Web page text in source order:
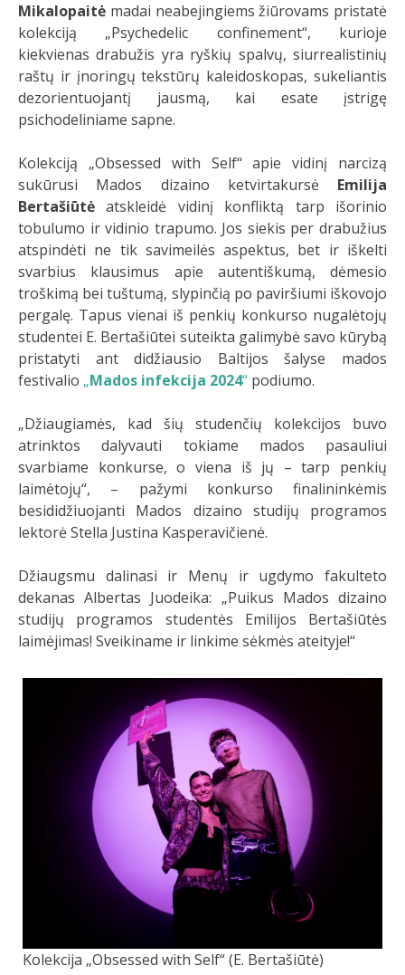
Mikalopaitė madai neabejingiems žiūrovams pristatė
kolekciją „Psychedelic confinement“, kurioje
kiekvienas drabužis yra ryškių spalvų, siurrealistinių
raštų ir įnoringų tekstūrų kaleidoskopas, sukeliantis
dezorientuojantį jausmą, kai esate įstrigę
psichodeliniame sapne.
Kolekciją „Obsessed with Self“ apie vidinį narcizą
sukūrusi Mados dizaino ketvirtakursė Emilija
Bertašiūtė atskleidė vidinį konfliktą tarp išorinio
tobulumo ir vidinio trapumo. Jos siekis per drabužius
atspindėti ne tik savimeilės aspektus, bet ir iškelti
svarbius klausimus apie autentiškumą, dėmesio
troškimą bei tuštumą, slypinčią po paviršiumi iškovojo
pergalę. Tapus vienai iš penkių konkurso nugalėtojų
studentei E. Bertašiūtei suteikta galimybė savo kūrybą
pristatyti ant didžiausio Baltijos šalyse mados
festivalio „Mados infekcija 2024“ podiumo.
„Džiaugiamės, kad šių studenčių kolekcijos buvo
atrinktos dalyvauti tokiame mados pasauliui
svarbiame konkurse, o viena iš jų – tarp penkių
laimėtojų“, – pažymi konkurso finalininkėmis
besididžiuojanti Mados dizaino studijų programos
lektorė Stella Justina Kasperavičienė.
Džiaugsmu dalinasi ir Menų ir ugdymo fakulteto
dekanas Albertas Juodeika: „Puikus Mados dizaino
studijų programos studentės Emilijos Bertašiūtės
laimėjimas! Sveikiname ir linkime sėkmės ateityje!“
Kolekcija „Obsessed with Self“ (E. Bertašiūtė)